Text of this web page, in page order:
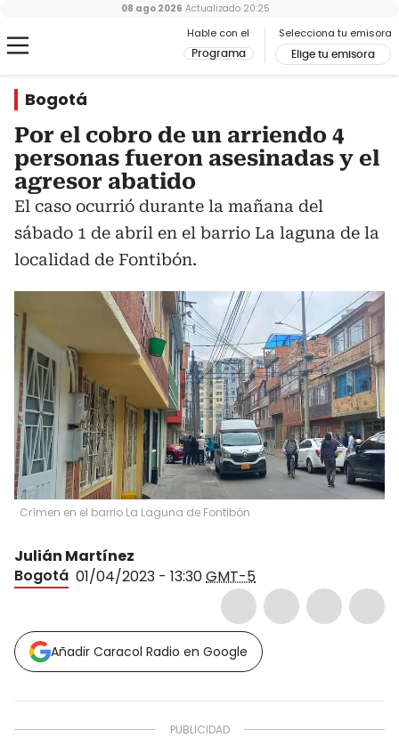
Hable con el
Programa
Selecciona tu emisora
Elige tu emisora
08 ago 2026 Actualizado 20:25
Bogotá
Por el cobro de un arriendo 4
personas fueron asesinadas y el
agresor abatido
El caso ocurrió durante la mañana del
sábado 1 de abril en el barrio La laguna de la
localidad de Fontibón.
Crímen en el barrio La Laguna de Fontibón
Julián Martínez
Bogotá 01/04/2023 - 13:30GMT-5
Añadir Caracol Radio en Google